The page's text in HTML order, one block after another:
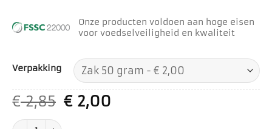
Onze producten voldoen aan hoge eisen
voor voedselveiligheid en kwaliteit
Verpakking
€2,85 Oorspronkelijke
prijs
€2,00
Tarwegras poeder aantal